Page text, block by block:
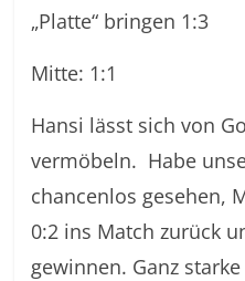
„Platte“ bringen 1:3
Mitte: 1:1
Hansi lässt sich von
vermöbeln. Habe
chancenlos gesehen,
0:2 ins Match zurück
gewinnen. Ganz